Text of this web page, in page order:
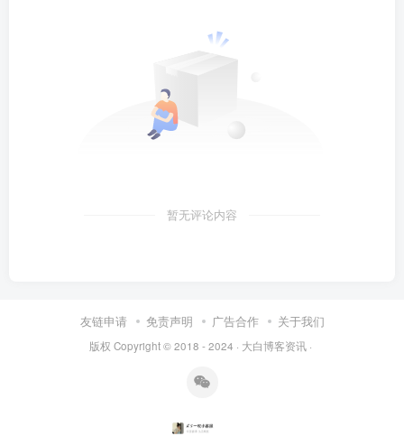
暂无评论内容
友链申请 免责声明 广告合作 关于我们
版权 Copyright © 2018 - 2024 · 大白博客资讯 ·